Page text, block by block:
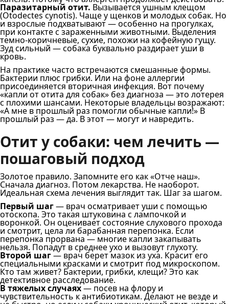
Паразитарный отит. Вызывается ушным клещом
(Otodectes cynotis). Чаще у щенков и молодых собак. Но
и взрослые подхватывают — особенно на прогулках,
при контакте с зараженными животными. Выделения
темно-коричневые, сухие, похожи на кофейную гущу.
Зуд сильный — собака буквально раздирает уши в
кровь.
На практике часто встречаются смешанные формы.
Бактерии плюс грибки. Или на фоне аллергии
присоединяется вторичная инфекция. Вот почему
«капли от отита для собак» без диагноза — это лотерея
с плохими шансами. Некоторые владельцы возражают:
«А мне в прошлый раз помогли обычные капли!» В
прошлый раз — да. В этот — могут и навредить.
Отит у собаки: чем лечить —
пошаговый подход
Золотое правило. Запомните его как «Отче наш».
Сначала диагноз. Потом лекарства. Не наоборот.
Идеальная схема лечения выглядит так. Шаг за шагом.
Первый шаг— врач осматривает уши с помощью
отоскопа. Это такая штуковина с лампочкой и
воронкой. Он оценивает состояние слухового прохода
и смотрит, цела ли барабанная перепонка. Если
перепонка прорвана — многие капли закапывать
нельзя. Попадут в среднее ухо и вызовут глухоту.
Второй шаг— врач берет мазок из уха. Красит его
специальными красками и смотрит под микроскопом.
Кто там живет? Бактерии, грибки, клещи? Это как
детективное расследование.
В тяжелых случаях— посев на флору и
чувствительность к антибиотикам. Делают не везде и